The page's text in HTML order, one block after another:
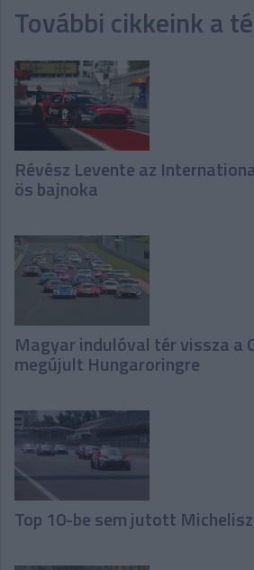
További cikkeink a
Révész Levente az
ös bajnoka
Magyar indulóval tér vissza a
megújult Hungaroringre
Top 10-be sem jutott